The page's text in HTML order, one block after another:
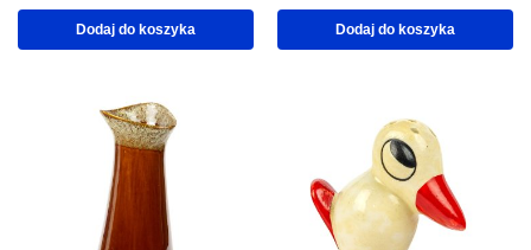
Dodaj do koszyka Dodaj do koszyka